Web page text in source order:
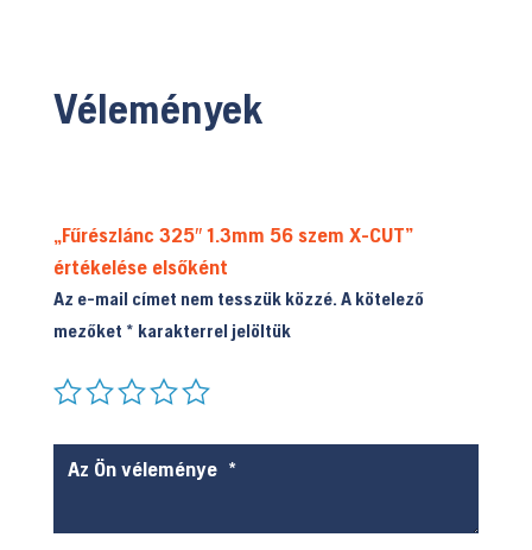
Vélemények
„Fűrészlánc 325″ 1.3mm 56 szem X-CUT”
értékelése elsőként
Az e-mail címet nem tesszük közzé. A kötelező
mezőket * karakterrel jelöltük